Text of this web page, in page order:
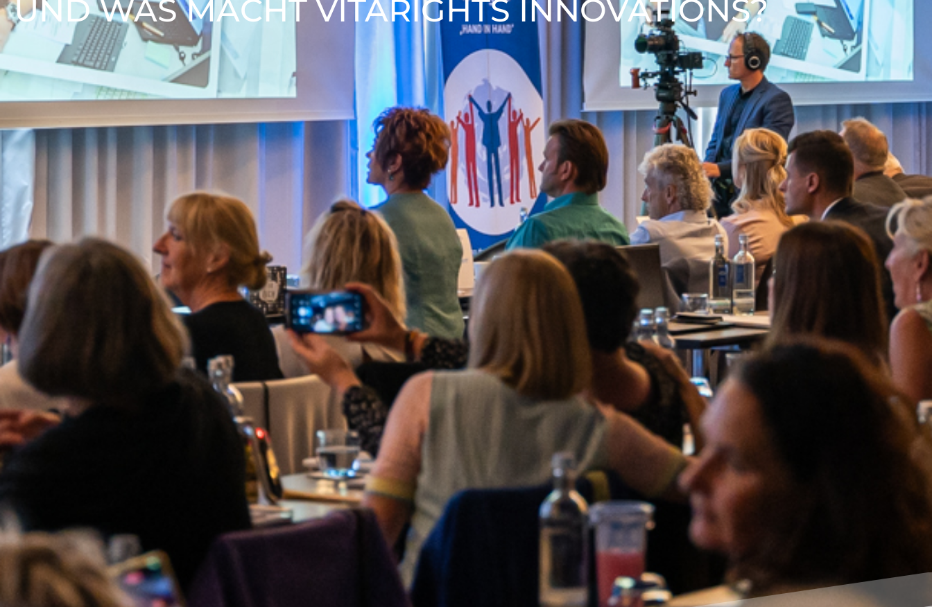
UND WAS MACHT VITARIGHTS INNOVATIONS?
Der Versuchsaufbau der Studie – für alle, die
es genau wissen wollen:
Vier Glasbehälter, befüllt mit dem gleichen Wasser.
Drei der Behälter wurden je für zwei Stunden auf ein telefonierendes 5G-Smartphone
gestellt (Proben B, C, D). Probe A kam als Referenzprobe nicht in die Nähe des